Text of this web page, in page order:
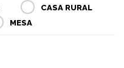
CASA RURAL
MESA